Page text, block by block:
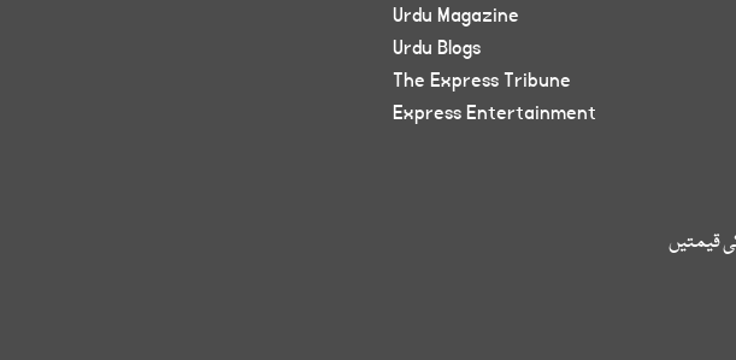
قیمتیں
Urdu Magazine
Urdu Blogs
The Express Tribune
Express Entertainment